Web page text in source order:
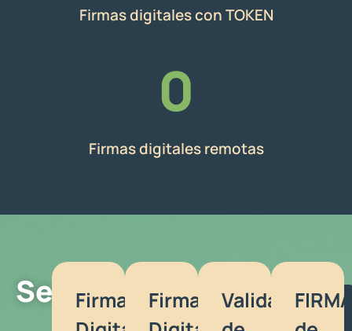
Firmas digitales con TOKEN
Firmas digitales remotas
0
Servicios
Firma
Firma
Validador